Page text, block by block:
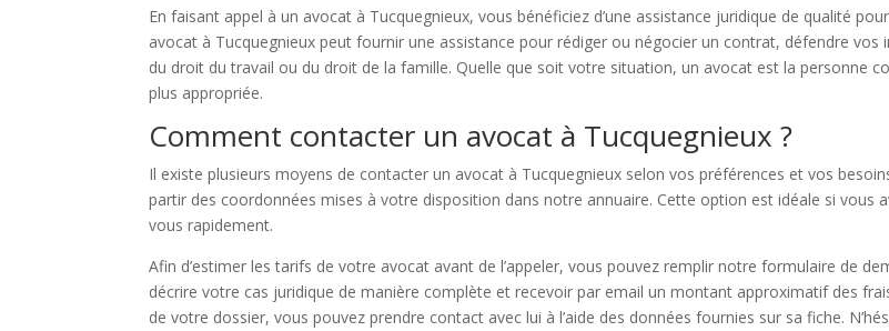
En faisant appel à un avocat à Tucquegnieux, vous bénéficiez d’une assistance juridique de qualité
avocat à Tucquegnieux peut fournir une assistance pour rédiger ou négocier un contrat, défendre
du droit du travail ou du droit de la famille. Quelle que soit votre situation, un avocat est la personne
plus appropriée.
Comment contacter un avocat à Tucquegnieux ?
Il existe plusieurs moyens de contacter un avocat à Tucquegnieux selon vos préférences et vos
partir des coordonnées mises à votre disposition dans notre annuaire. Cette option est idéale si vous
vous rapidement.
Afin d’estimer les tarifs de votre avocat avant de l’appeler, vous pouvez remplir notre formulaire de
décrire votre cas juridique de manière complète et recevoir par email un montant approximatif des
de votre dossier, vous pouvez prendre contact avec lui à l’aide des données fournies sur sa fiche.